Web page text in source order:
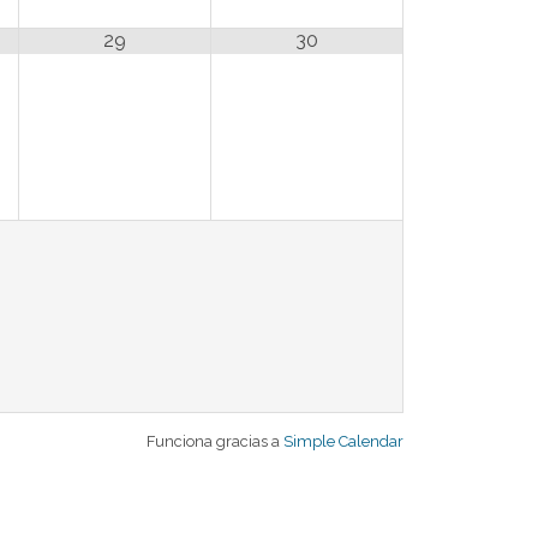
29 30
Funciona gracias a Simple Calendar